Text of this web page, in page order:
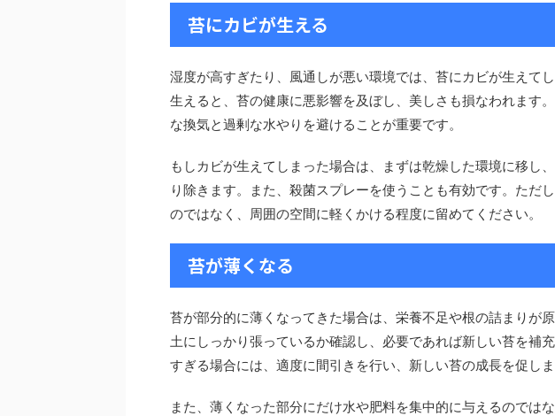
苔にカビが生える
湿度が高すぎたり、風通しが悪い環境では、苔にカビが生えて
生えると、苔の健康に悪影響を及ぼし、美しさも損なわれます
な換気と過剰な水やりを避けることが重要です。
もしカビが生えてしまった場合は、まずは乾燥した環境に移し
り除きます。また、殺菌スプレーを使うことも有効です。ただ
のではなく、周囲の空間に軽くかける程度に留めてください。
苔が薄くなる
苔が部分的に薄くなってきた場合は、栄養不足や根の詰まりが
土にしっかり張っているか確認し、必要であれば新しい苔を補
すぎる場合には、適度に間引きを行い、新しい苔の成長を促しま
また、薄くなった部分にだけ水や肥料を集中的に与えるのでは